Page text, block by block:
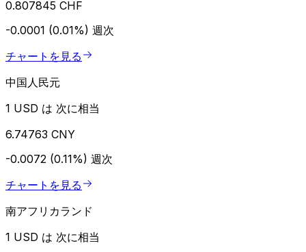
0.807845 CHF
-0.0001 (0.01%) 週次
チャートを見る
中国人民元
1 USD は 次に相当
6.74763 CNY
-0.0072 (0.11%) 週次
チャートを見る
南アフリカランド
1 USD は 次に相当